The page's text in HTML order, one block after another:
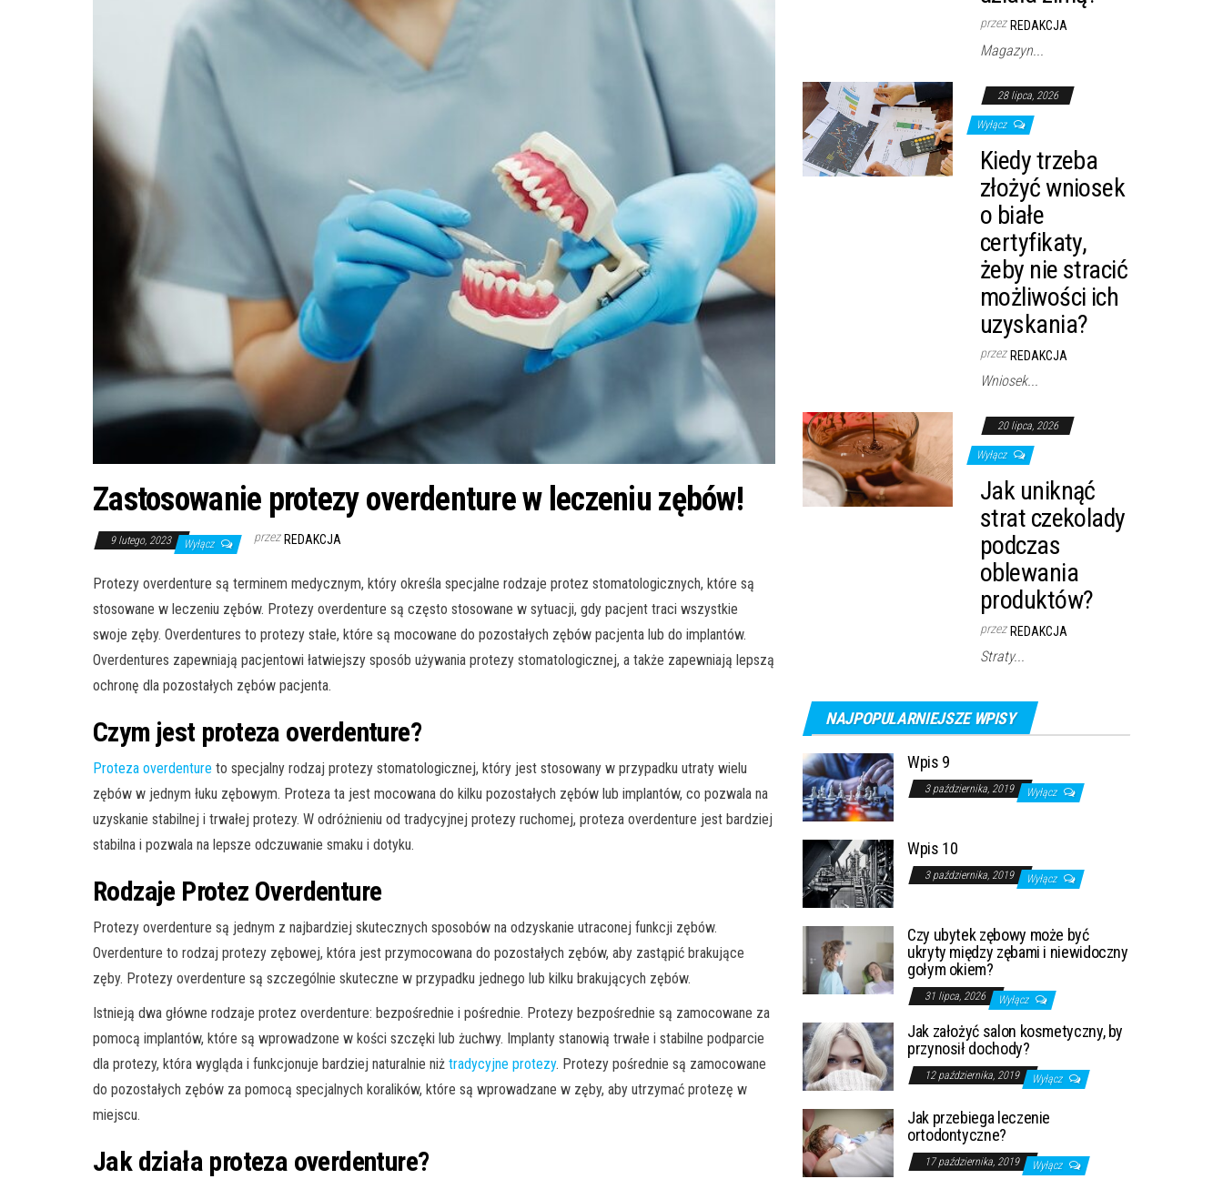
Zastosowanie protezy overdenture w leczeniu zębów!
9 lutego, 2023 Wyłącz przez REDAKCJA
Protezy overdenture są terminem medycznym, który określa specjalne rodzaje protez stomatologicznych, które są
stosowane w leczeniu zębów. Protezy overdenture są często stosowane w sytuacji, gdy pacjent traci wszystkie
swoje zęby. Overdentures to protezy stałe, które są mocowane do pozostałych zębów pacjenta lub do implantów.
Overdentures zapewniają pacjentowi łatwiejszy sposób używania protezy stomatologicznej, a także zapewniają lepszą
ochronę dla pozostałych zębów pacjenta.
Czym jest proteza overdenture?
Proteza overdenture to specjalny rodzaj protezy stomatologicznej, który jest stosowany w przypadku utraty wielu
zębów w jednym łuku zębowym. Proteza ta jest mocowana do kilku pozostałych zębów lub implantów, co pozwala na
uzyskanie stabilnej i trwałej protezy. W odróżnieniu od tradycyjnej protezy ruchomej, proteza overdenture jest bardziej
stabilna i pozwala na lepsze odczuwanie smaku i dotyku.
Rodzaje Protez Overdenture
Protezy overdenture są jednym z najbardziej skutecznych sposobów na odzyskanie utraconej funkcji zębów.
Overdenture to rodzaj protezy zębowej, która jest przymocowana do pozostałych zębów, aby zastąpić brakujące
zęby. Protezy overdenture są szczególnie skuteczne w przypadku jednego lub kilku brakujących zębów.
Istnieją dwa główne rodzaje protez overdenture: bezpośrednie i pośrednie. Protezy bezpośrednie są zamocowane za
pomocą implantów, które są wprowadzone w kości szczęki lub żuchwy. Implanty stanowią trwałe i stabilne podparcie
dla protezy, która wygląda i funkcjonuje bardziej naturalnie niż tradycyjne protezy. Protezy pośrednie są zamocowane
do pozostałych zębów za pomocą specjalnych koralików, które są wprowadzane w zęby, aby utrzymać protezę w
miejscu.
Jak działa proteza overdenture?
przez REDAKCJA
Magazyn...
28 lipca, 2026
Wyłącz
Kiedy trzeba
złożyć wniosek
o białe
certyfikaty,
żeby nie stracić
możliwości ich
uzyskania?
przez REDAKCJA
Wniosek...
20 lipca, 2026
Wyłącz
Jak uniknąć
strat czekolady
podczas
oblewania
produktów?
przez REDAKCJA
Straty...
NAJPOPULARNIEJSZE WPISY
Wpis 9
3 października, 2019 Wyłącz
Wpis 10
3 października, 2019 Wyłącz
Czy ubytek zębowy może być
ukryty między zębami i niewidoczny
gołym okiem?
31 lipca, 2026 Wyłącz
Jak założyć salon kosmetyczny, by
przynosił dochody?
12 października, 2019 Wyłącz
Jak przebiega leczenie
ortodontyczne?
17 października, 2019 Wyłącz